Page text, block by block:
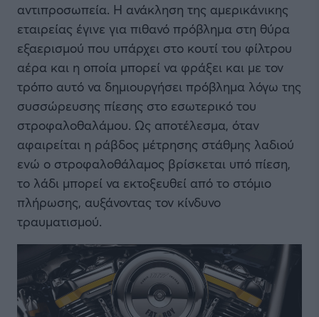
αντιπροσωπεία. Η ανάκληση της αμερικάνικης
εταιρείας έγινε για πιθανό πρόβλημα στη θύρα
εξαερισμού που υπάρχει στο κουτί του φίλτρου
αέρα και η οποία μπορεί να φράξει και με τον
τρόπο αυτό να δημιουργήσει πρόβλημα λόγω της
συσσώρευσης πίεσης στο εσωτερικό του
στροφαλοθαλάμου. Ως αποτέλεσμα, όταν
αφαιρείται η ράβδος μέτρησης στάθμης λαδιού
ενώ ο στροφαλοθάλαμος βρίσκεται υπό πίεση,
το λάδι μπορεί να εκτοξευθεί από το στόμιο
πλήρωσης, αυξάνοντας τον κίνδυνο
τραυματισμού.